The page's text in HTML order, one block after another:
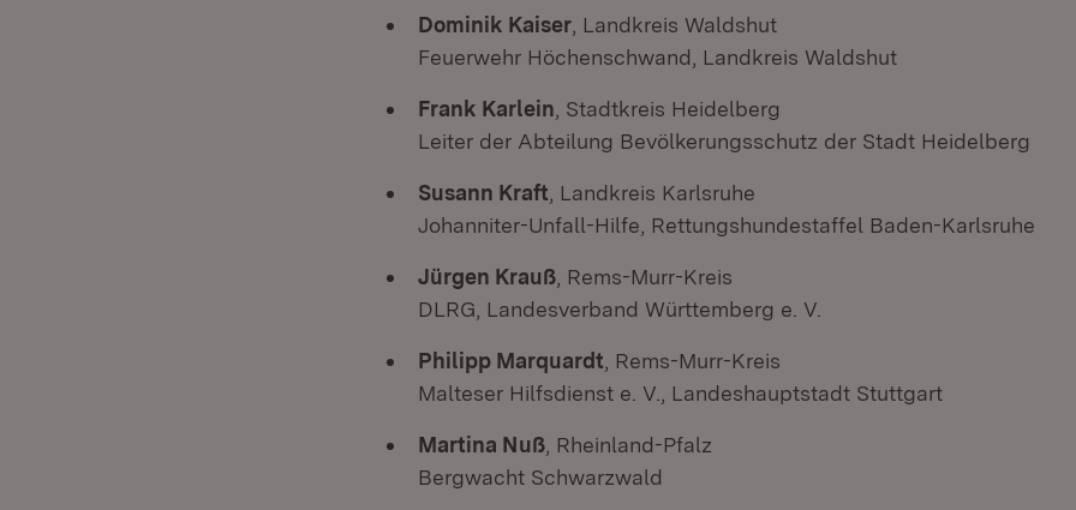
Dominik Kaiser , Landkreis Waldshut
Feuerwehr Höchenschwand, Landkreis Waldshut
Frank Karlein , Stadtkreis Heidelberg
Leiter der Abteilung Bevölkerungsschutz der Stadt Heidelberg
Susann Kraft , Landkreis Karlsruhe
Johanniter-Unfall-Hilfe, Rettungshundestaffel Baden-Karlsruhe
Jürgen Krauß , Rems-Murr-Kreis
DLRG, Landesverband Württemberg e. V.
Philipp Marquardt , Rems-Murr-Kreis
Malteser Hilfsdienst e. V., Landeshauptstadt Stuttgart
Martina Nuß , Rheinland-Pfalz
Bergwacht Schwarzwald